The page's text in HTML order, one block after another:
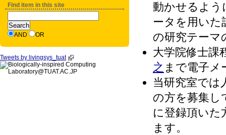
動かせるよう
ータを用いた
の研究テーマ
大学院修士課
之 まで電子メ
当研究室では
の方を募集し
に登録頂いた
ます。
Find item in this site
AND OR
Tweets by livingsys_tuat